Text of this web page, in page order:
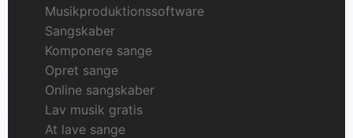
Musikproduktionssoftware
Sangskaber
Komponere sange
Opret sange
Online sangskaber
Lav musik gratis
At lave sange